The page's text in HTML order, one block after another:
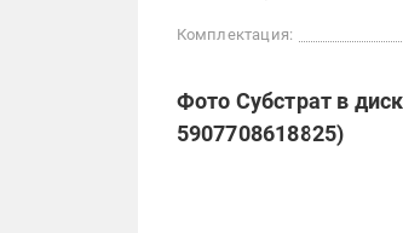
Комплектация:
Фото Субстрат в
5907708618825)